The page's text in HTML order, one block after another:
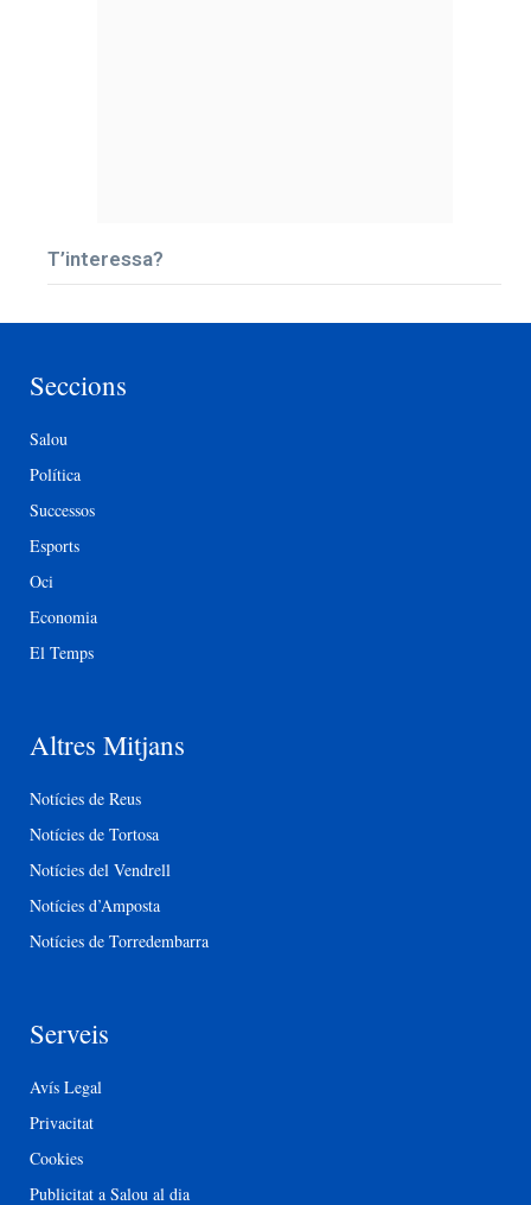
T’interessa?
Seccions
Salou
Política
Successos
Esports
Oci
Economia
El Temps
Altres Mitjans
Notícies de Reus
Notícies de Tortosa
Notícies del Vendrell
Notícies d’Amposta
Notícies de Torredembarra
Serveis
Avís Legal
Privacitat
Cookies
Publicitat a Salou al dia